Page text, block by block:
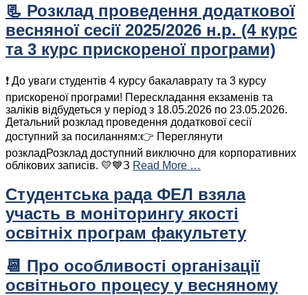
📃 Розклад проведення додаткової
весняної сесії 2025/2026 н.р. (4 курс
та 3 курс прискореної програми)
❗️ До уваги студентів 4 курсу бакалаврату та 3 курсу
прискореної програми! Перескладання екзаменів та
заліків відбудеться у період з 18.05.2026 по 23.05.2026.
Детальний розклад проведення додаткової сесії
доступний за посиланням:👉 Переглянути
розкладРозклад доступний виключно для корпоративних
облікових записів. 💛💙З Read More …
Студентська рада ФЕЛ взяла
участь в моніторингу якості
освітніх програм факультету
📆 Про особливості організації
освітнього процесу у весняному